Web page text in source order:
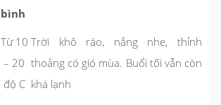
bình
Từ 10
– 20
độ C
Trời khô ráo, nắng nhẹ, thỉnh
thoảng có gió mùa. Buổi tối vẫn còn
khá lạnh